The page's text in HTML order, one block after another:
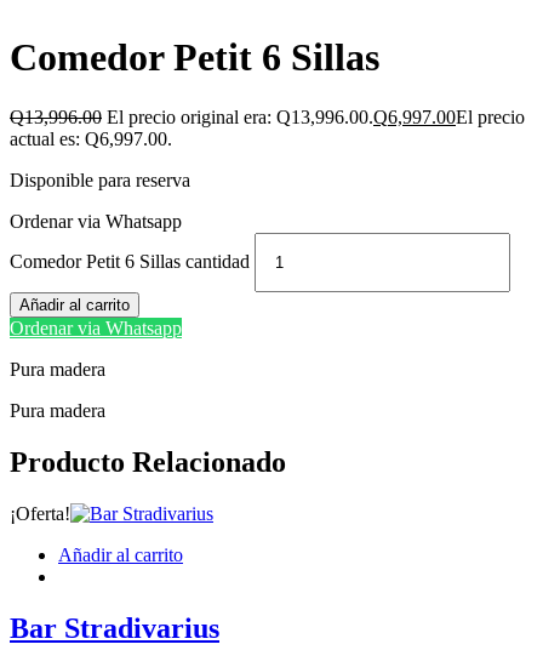
Comedor Petit 6 Sillas
Q13,996.00 El precio original era: Q13,996.00.Q6,997.00El precio
actual es: Q6,997.00.
Disponible para reserva
Ordenar via Whatsapp
Comedor Petit 6 Sillas cantidad
Añadir al carrito
Ordenar via Whatsapp
Pura madera
Pura madera
Producto Relacionado
¡Oferta!
Añadir al carrito
Bar Stradivarius